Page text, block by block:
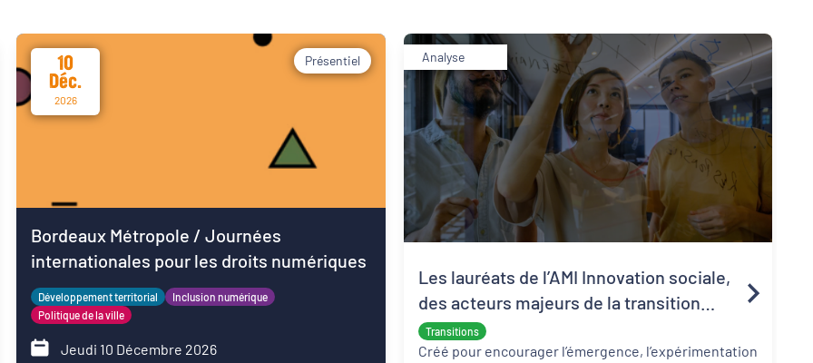
10
Déc.
2026
Présentiel
Bordeaux Métropole / Journées
internationales pour les droits numériques
Développement territorial
Inclusion numérique
Politique de la ville
Jeudi 10 Décembre 2026
Analyse
Transitions
Les lauréats de l’AMI Innovation sociale,
des acteurs majeurs de la transition
écologique et sociale
Créé pour encourager l’émergence, l’expérimentation